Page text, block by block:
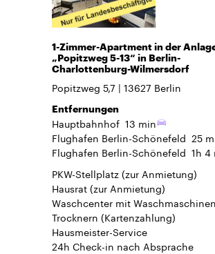
1-Zimmer-Apartment in der
„Popitzweg 5-13“ in Berlin-
Charlottenburg-Wilmersdorf
Popitzweg 5,7 13627 Berlin
Entfernungen
Hauptbahnhof 13 min
Flughafen Berlin-Schönefeld 25
Flughafen Berlin-Schönefeld 1h 4
PKW-Stellplatz(zur Anmietung)
Hausrat(zur Anmietung)
Waschcenter mit
Trocknern (Kartenzahlung)
Hausmeister-Service
24h Check-in nach Absprache